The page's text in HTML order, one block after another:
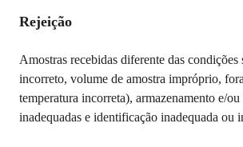
Rejeição
Amostras recebidas diferente das
incorreto, volume de amostra impróprio,
temperatura incorreta), armazenamento e/
inadequadas e identificação inadequada ou